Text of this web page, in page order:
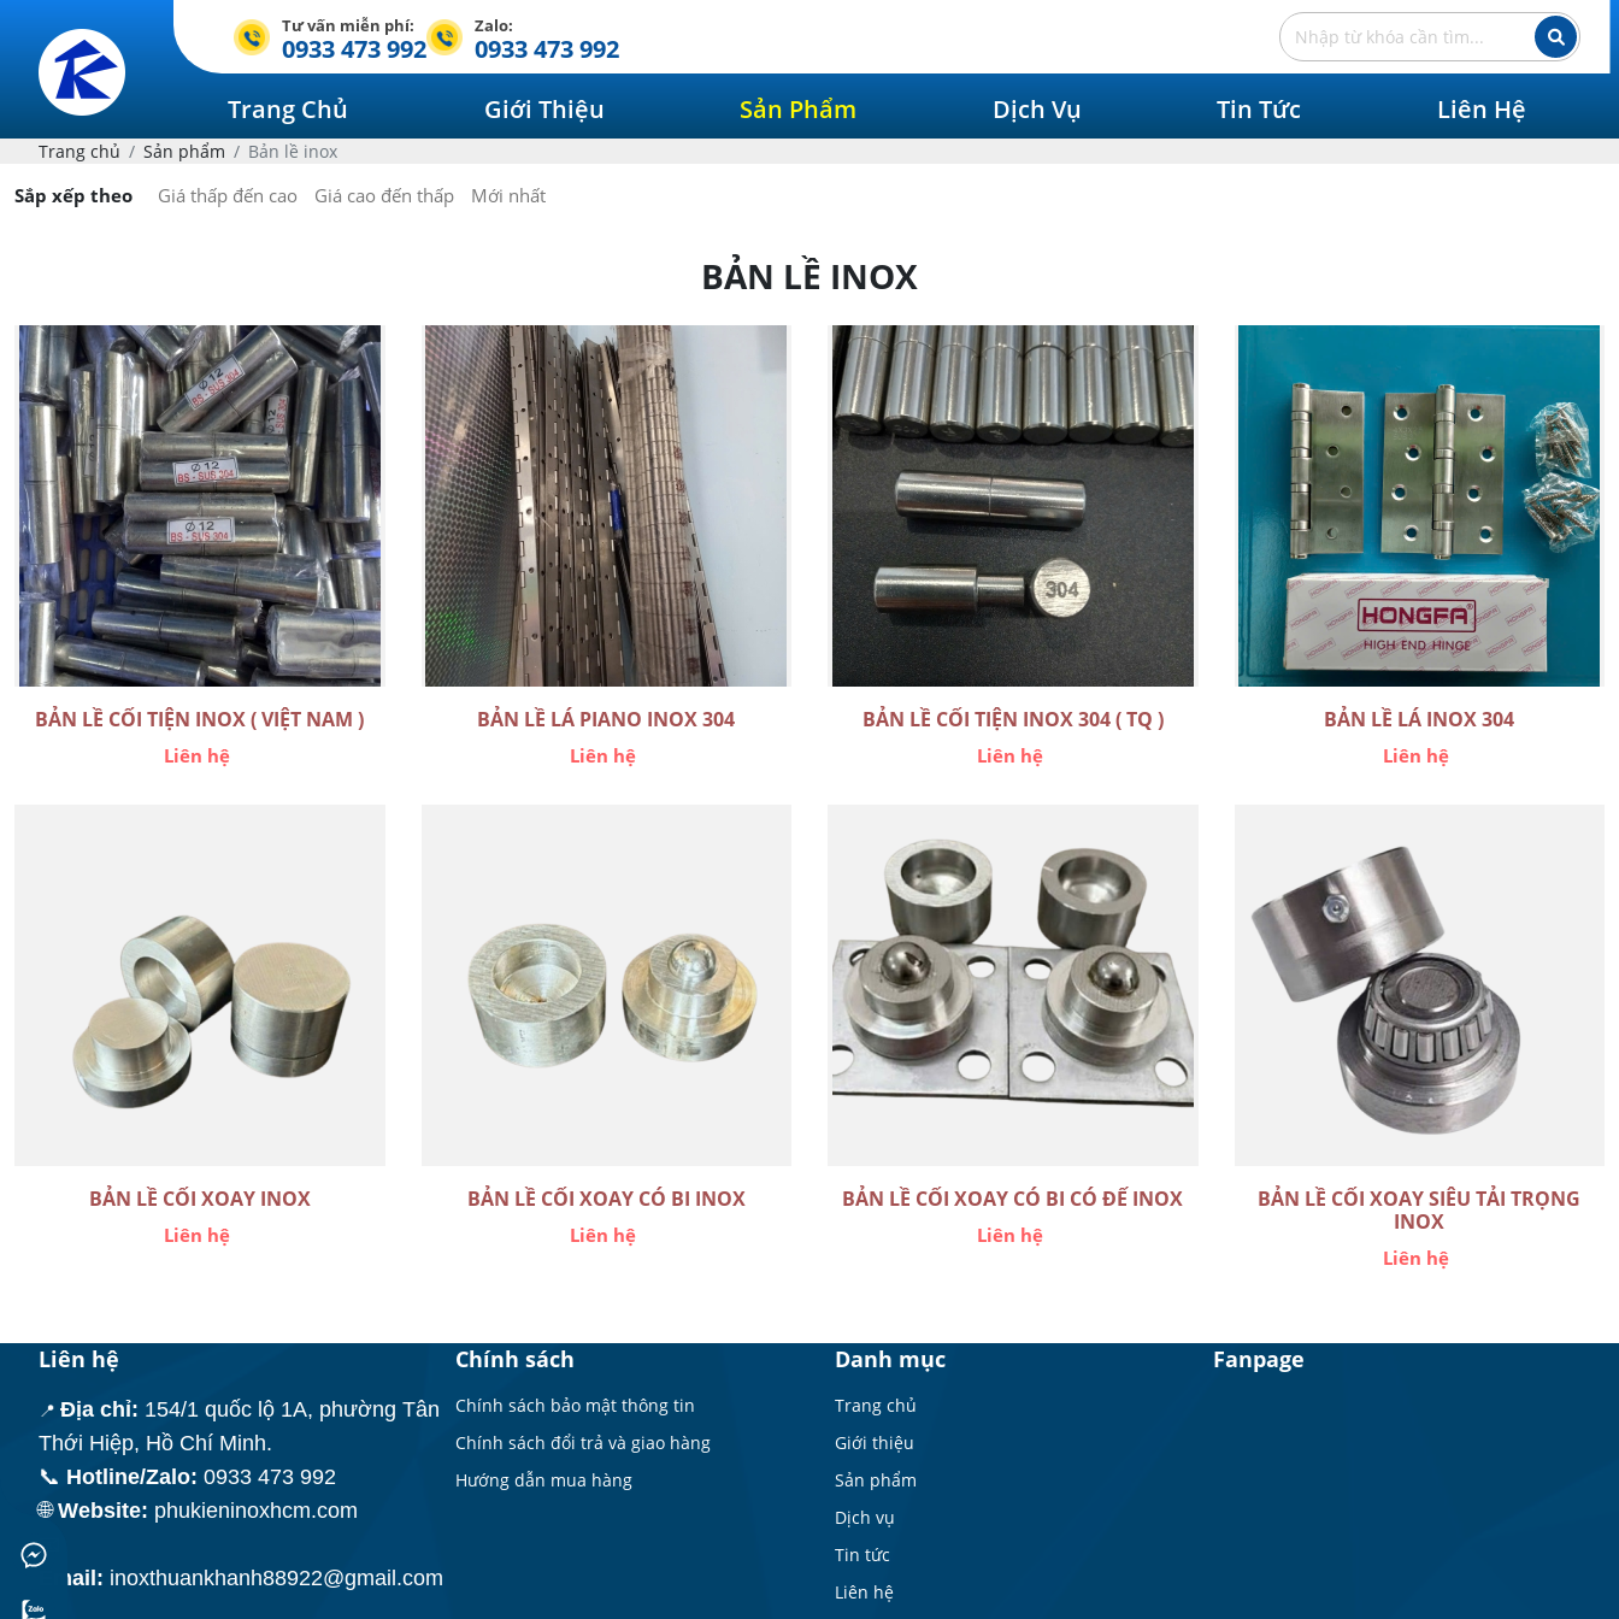
Tư vấn miễn phí:
0933 473 992
Zalo:
0933 473 992
Trang Chủ
Giới Thiệu Sản Phẩm Dịch Vụ Tin Tức Liên Hệ
Trang chủ Sản phẩm Bản lề inox
Sắp xếp theo Giá thấp đến cao Giá cao đến thấp Mới nhất
BẢN LỀ INOX
BẢN LỀ CỐI TIỆN INOX ( VIỆT NAM )
Liên hệ
BẢN LỀ LÁ PIANO INOX 304
Liên hệ
BẢN LỀ CỐI TIỆN INOX 304 ( TQ )
Liên hệ
BẢN LỀ LÁ INOX 304
Liên hệ
BẢN LỀ CỐI XOAY INOX
Liên hệ
BẢN LỀ CỐI XOAY CÓ BI INOX
Liên hệ
BẢN LỀ CỐI XOAY CÓ BI CÓ ĐẾ INOX
Liên hệ
BẢN LỀ CỐI XOAY SIÊU TẢI TRỌNG
INOX
Liên hệ
Liên hệ
📍 Địa chỉ: 154/1 quốc lộ 1A, phường Tân
Thới Hiệp, Hồ Chí Minh.
📞 Hotline/Zalo: 0933 473 992
🌐Website: phukieninoxhcm.com
📧
Email: inoxthuankhanh88922@gmail.com
Chính sách
Chính sách bảo mật thông tin
Chính sách đổi trả và giao hàng
Hướng dẫn mua hàng
Danh mục
Trang chủ
Giới thiệu
Sản phẩm
Dịch vụ
Tin tức
Liên hệ
Fanpage